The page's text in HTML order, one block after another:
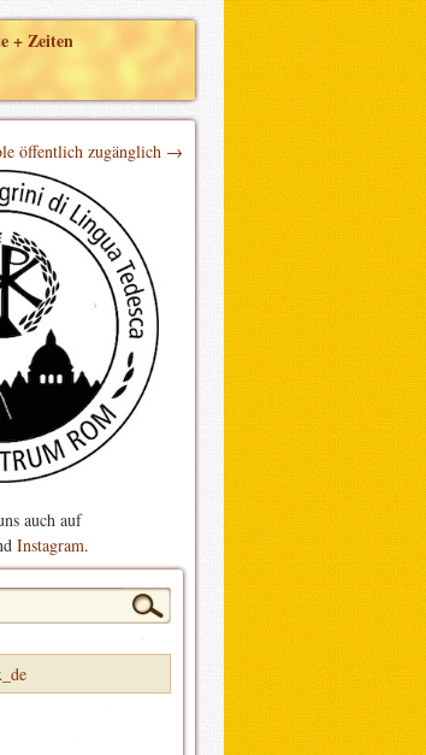
+ Zeiten
öffentlich zugänglich →
auch auf
Instagram.